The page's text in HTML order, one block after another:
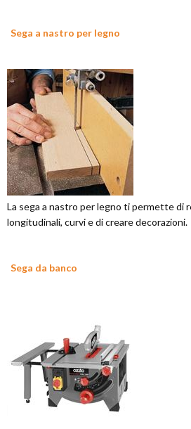
Sega a nastro per legno
La sega a nastro per legno ti permette di
longitudinali, curvi e di creare decorazioni.
Sega da banco